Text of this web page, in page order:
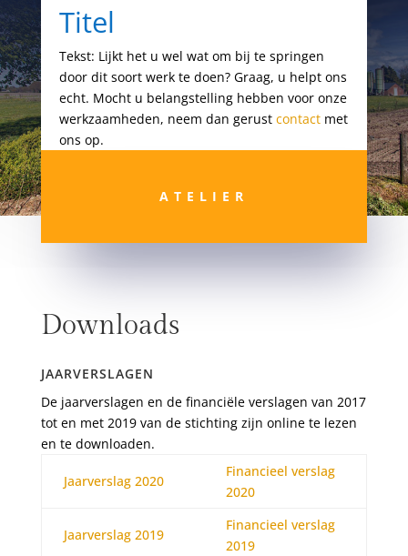
Titel
Tekst: Lijkt het u wel wat om bij te springen
door dit soort werk te doen? Graag, u helpt ons
echt. Mocht u belangstelling hebben voor onze
werkzaamheden, neem dan gerust contact met
ons op.
ATELIER
Downloads
JAARVERSLAGEN
De jaarverslagen en de financiële verslagen van 2017
tot en met 2019 van de stichting zijn online te lezen
en te downloaden.
Jaarverslag 2020
Financieel verslag
2020
Jaarverslag 2019
Financieel verslag
2019